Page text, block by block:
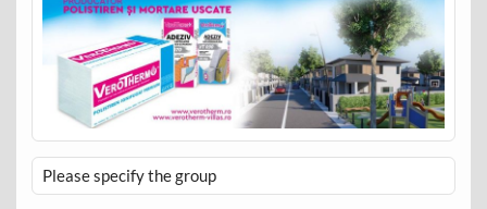
Please specify the group